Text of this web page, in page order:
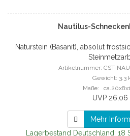
Nautilus-
Naturstein (Basanit), absolut
Artikelnummer: CST-
Gewicht: 3.3
Maße:
UVP
Mehr
Lagerbestand Deutschland: 18